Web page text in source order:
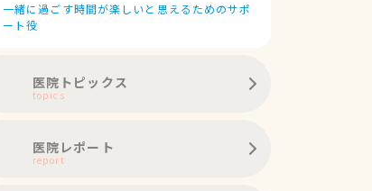
一緒に過ごす時間が楽しいと思えるためのサポ
ート役
医院トピックス
topics
医院レポート
report